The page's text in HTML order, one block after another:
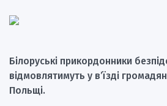
Білоруські прикордонники
відмовлятимуть у в’їзді
Польщі.